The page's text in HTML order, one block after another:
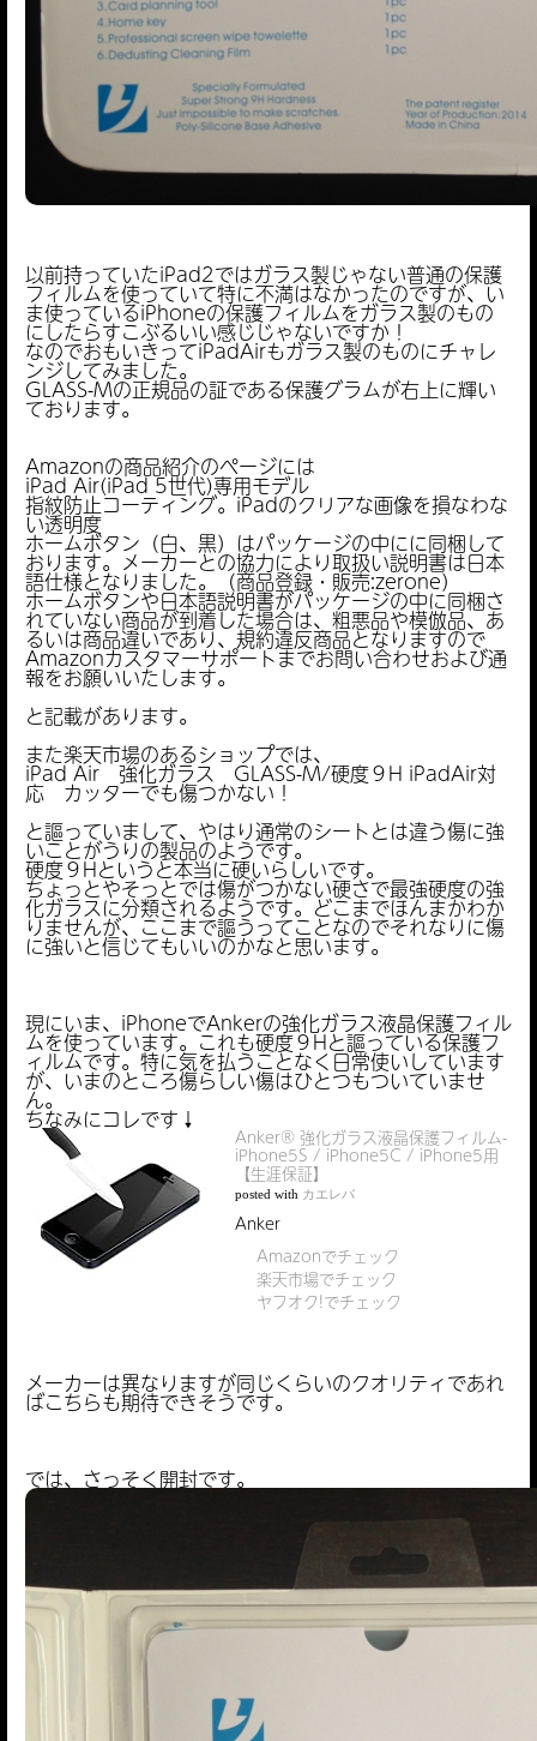
以前持っていたiPad2ではガラス製じゃない普通の保護
フィルムを使っていて特に不満はなかったのですが、い
ま使っているiPhoneの保護フィルムをガラス製のもの
にしたらすこぶるいい感じじゃないですか！
なのでおもいきってiPadAirもガラス製のものにチャレ
ンジしてみました。
GLASS-Mの正規品の証である保護グラムが右上に輝い
ております。
Amazonの商品紹介のページには
iPad Air(iPad 5世代)専用モデル
指紋防止コーティング。iPadのクリアな画像を損なわな
い透明度
ホームボタン（白、黒）はパッケージの中にに同梱して
おります。メーカーとの協力により取扱い説明書は日本
語仕様となりました。（商品登録・販売:zerone）
ホームボタンや日本語説明書がパッケージの中に同梱さ
れていない商品が到着した場合は、粗悪品や模倣品、あ
るいは商品違いであり、規約違反商品となりますので
Amazonカスタマーサポートまでお問い合わせおよび通
報をお願いいたします。
と記載があります。
また楽天市場のあるショップでは、
iPad Air 強化ガラス GLASS-M/硬度９H iPadAir対
応 カッターでも傷つかない！
と謳っていまして、やはり通常のシートとは違う傷に強
いことがうりの製品のようです。
硬度９Hというと本当に硬いらしいです。
ちょっとやそっとでは傷がつかない硬さで最強硬度の強
化ガラスに分類されるようです。どこまでほんまかわか
りませんが、ここまで謳うってことなのでそれなりに傷
に強いと信じてもいいのかなと思います。
現にいま、iPhoneでAnkerの強化ガラス液晶保護フィル
ムを使っています。これも硬度９Hと謳っている保護フ
ィルムです。特に気を払うことなく日常使いしています
が、いまのところ傷らしい傷はひとつもついていませ
ん。
ちなみにコレです↓
Anker® 強化ガラス液晶保護フィルム-
iPhone5S / iPhone5C / iPhone5用
【生涯保証】
posted with カエレバ
Anker
Amazonでチェック
楽天市場でチェック
ヤフオク!でチェック
メーカーは異なりますが同じくらいのクオリティであれ
ばこちらも期待できそうです。
では、さっそく開封です。